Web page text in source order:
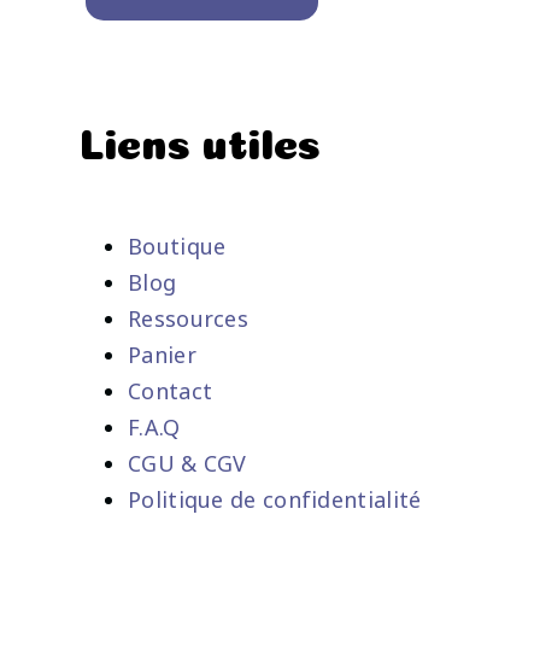
Liens utiles
Boutique
Blog
Ressources
Panier
Contact
F.A.Q
CGU & CGV
Politique de confidentialité